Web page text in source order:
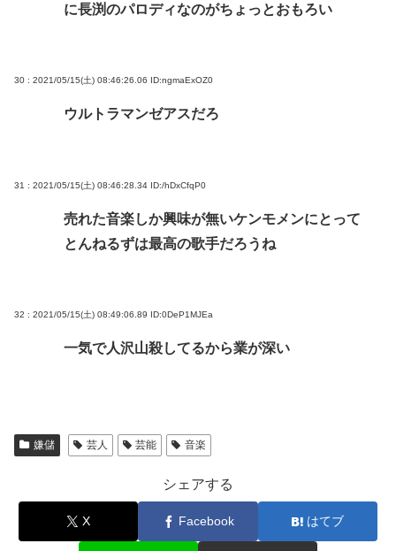
に長渕のパロディなのがちょっとおもろい
30 : 2021/05/15(土) 08:46:26.06 ID:ngmaExOZ0
ウルトラマンゼアスだろ
31 : 2021/05/15(土) 08:46:28.34 ID:/hDxCfqP0
売れた音楽しか興味が無いケンモメンにとって
とんねるずは最高の歌手だろうね
32 : 2021/05/15(土) 08:49:06.89 ID:0DeP1MJEa
一気で人沢山殺してるから業が深い
嫌儲 芸人 芸能 音楽
シェアする
X Facebook はてブ